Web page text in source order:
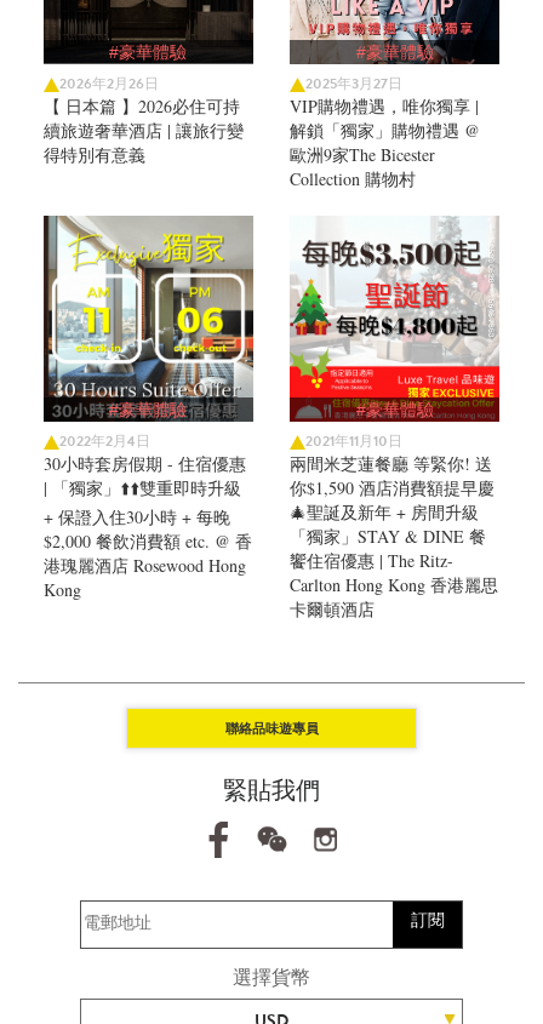
#豪華體驗
2026年2月26日
【 日本篇 】2026必住可持
續旅遊奢華酒店 | 讓旅行變
得特別有意義
#豪華體驗
2025年3月27日
VIP購物禮遇，唯你獨享 |
解鎖「獨家」購物禮遇 @
歐洲9家The Bicester
Collection 購物村
#豪華體驗
2022年2月4日
30小時套房假期 - 住宿優惠
| 「獨家」⬆️⬆️雙重即時升級
+ 保證入住30小時 + 每晚
$2,000 餐飲消費額 etc. @ 香
港瑰麗酒店 Rosewood Hong
Kong
#豪華體驗
2021年11月10日
兩間米芝蓮餐廳 等緊你! 送
你$1,590 酒店消費額提早慶
🎄聖誕及新年 + 房間升級
「獨家」STAY & DINE 餐
饗住宿優惠 | The Ritz-
Carlton Hong Kong 香港麗思
卡爾頓酒店
聯絡品味遊專員
緊貼我們
訂閱
選擇貨幣